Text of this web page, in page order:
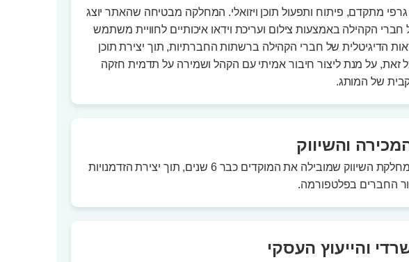
מתקדם, פיתוח ותפעול תוכן ויזואלי. המחלקה מבטיחה שהאתר יוצג
הקהילה באמצעות צילום ועריכת וידאו איכותיים לחוויית משתמש
הדיגיטלית של חברי הקהילה ברשתות החברתיות, תוך יצירת תוכן
זאת, על מנת ליצור חיבור אמיתי עם הקהל ושמירה על תדמית חזקה
של המותג.
והשיווק
קובי כהן מוביל את צוות מוקדי המכירה, לצד אורית רובין ממחלקת השיווק שמובילה את המוקדים כבר 6 שנים, תוך יצירת הזדמנויות
החברים בפלטפורמה.
והייעוץ העסקי